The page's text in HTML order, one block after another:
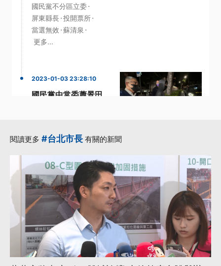
國民黨不分區立委·
屏東縣長·投開票所·
當選無效 ·蘇清泉 ·
更多...
2023-01-03 23:28:10
國民黨中常委蕭景田
國民黨中常委·林杏兒·
交保·更多...
閱讀更多 #台北市長 有關的新聞